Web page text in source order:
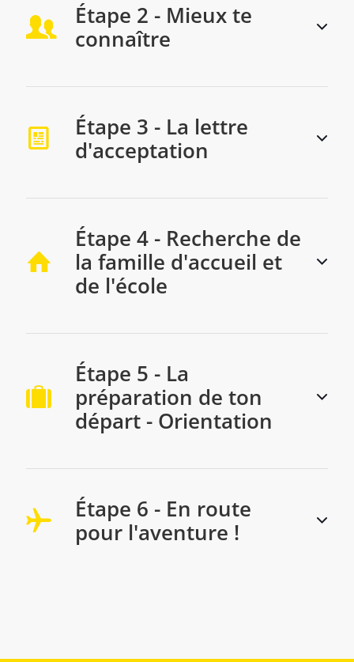
Étape 2 - Mieux te
connaître
Étape 3 - La lettre
d'acceptation
Étape 4 - Recherche de
la famille d'accueil et
de l'école
Étape 5 - La
préparation de ton
départ - Orientation
Étape 6 - En route
pour l'aventure !